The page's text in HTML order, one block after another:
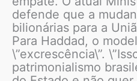
defende que a
bilionárias para a
Para Haddad, o
\”excrescência\”.
patrimonialismo